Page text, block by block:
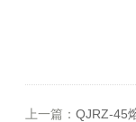
上一篇： QJRZ-45